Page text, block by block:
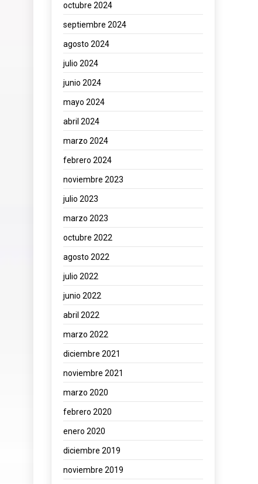
octubre 2024
septiembre 2024
agosto 2024
julio 2024
junio 2024
mayo 2024
abril 2024
marzo 2024
febrero 2024
noviembre 2023
julio 2023
marzo 2023
octubre 2022
agosto 2022
julio 2022
junio 2022
abril 2022
marzo 2022
diciembre 2021
noviembre 2021
marzo 2020
febrero 2020
enero 2020
diciembre 2019
noviembre 2019